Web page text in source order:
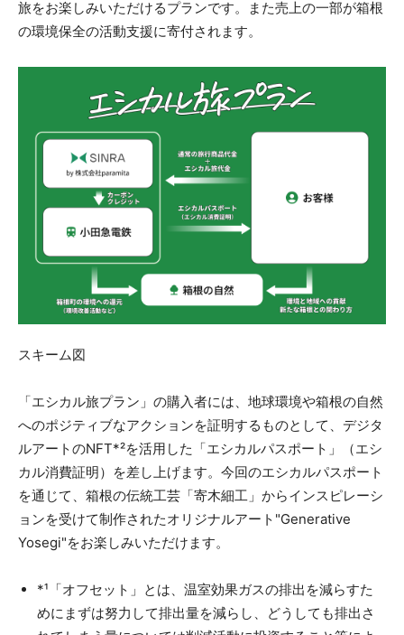
旅をお楽しみいただけるプランです。また売上の一部が箱根
の環境保全の活動支援に寄付されます。
スキーム図
「エシカル旅プラン」の購入者には、地球環境や箱根の自然
へのポジティブなアクションを証明するものとして、デジタ
ルアートのNFT*²を活用した「エシカルパスポート」（エシ
カル消費証明）を差し上げます。今回のエシカルパスポート
を通じて、箱根の伝統工芸「寄木細工」からインスピレーシ
ョンを受けて制作されたオリジナルアート"Generative
Yosegi"をお楽しみいただけます。
*¹「オフセット」とは、温室効果ガスの排出を減らすた
めにまずは努力して排出量を減らし、どうしても排出さ